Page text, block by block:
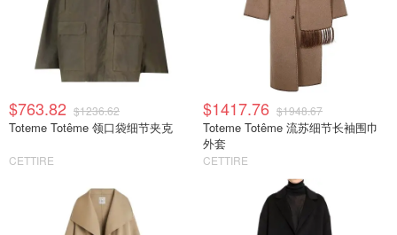
$763.82 $1236.62
Toteme Totême 领口袋细节夹克
CETTIRE
$1417.76 $1948.67
Toteme Totême 流苏细节长袖围巾
外套
CETTIRE